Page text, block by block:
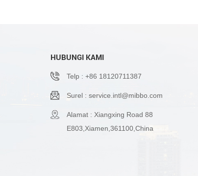
HUBUNGI KAMI
Telp : +86 18120711387
Surel : service.intl@mibbo.com
Alamat : Xiangxing Road 88
E803,Xiamen,361100,China